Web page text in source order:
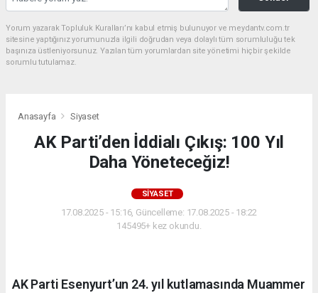
Yorum yazarak Topluluk Kuralları’nı kabul etmiş bulunuyor ve meydantv.com.tr
sitesine yaptığınız yorumunuzla ilgili doğrudan veya dolaylı tüm sorumluluğu tek
başınıza üstleniyorsunuz. Yazılan tüm yorumlardan site yönetimi hiçbir şekilde
sorumlu tutulamaz.
Anasayfa Siyaset
AK Parti’den İddialı Çıkış: 100 Yıl
Daha Yöneteceğiz!
SIYASET
17.08.2025 - 15:16, Güncelleme: 17.08.2025 - 18:22
145495+ kez okundu.
AK Parti Esenyurt’un 24. yıl kutlamasında Muammer